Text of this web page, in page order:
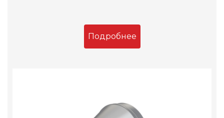
Подробнее